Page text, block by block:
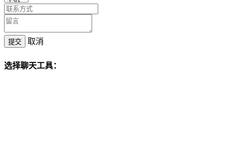
提交 取消
选择聊天工具：